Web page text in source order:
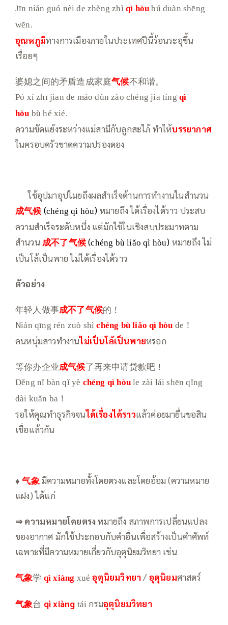
Jīn nián guó nèi de zhèng zhì qì hòu bú duàn shēng
wēn.
อุณหภูมิทางการเมืองภายในประเทศปีนี้ร้อนระอุขึ้น
เรื่อยๆ
婆媳之间的矛盾造成家庭气候不和谐。
Pó xí zhī jiān de máo dùn zào chéng jiā tíng qì
hòu bù hé xié.
ความขัดแย้งระหว่างแม่สามีกับลูกสะใภ้ ทำให้บรรยากาศ
ในครอบครัวขาดความปรองดอง
—–ใช้อุปมาอุปไมยถึงผลสำเร็จด้านการทำงานในสำนวน
成气候 (chéng qì hòu) หมายถึง ได้เรื่องได้ราว ประสบ
ความสำเร็จระดับหนึ่ง แต่มักใช้ในเชิงสบประมาทตาม
สำนวน 成不了气候(chéng bù liǎo qì hòu) หมายถึง ไม่
เป็นโล้เป็นพาย ไม่ได้เรื่องได้ราว
ตัวอย่าง
年轻人做事成不了气候的！
Nián qīng rén zuò shìchéng bù liǎo qì hòu de！
คนหนุ่มสาวทำงานไม่เป็นโล้เป็นพายหรอก
等你办企业成气候了再来申请贷款吧！
Děng nǐ bàn qǐ yè chéng qì hòu le zài lái shēn qǐng
dài kuǎn ba！
รอให้คุณทำธุรกิจจนได้เรื่องได้ราวแล้วค่อยมายื่นขอสิน
เชื่อแล้วกัน
♦ 气象มีความหมายทั้งโดยตรงและโดยอ้อม (ความหมาย
แฝง) ได้แก่
⇒ ความหมายโดยตรงหมายถึง สภาพการเปลี่ยนแปลง
ของอากาศ มักใช้ประกอบกับคำอื่นเพื่อสร้างเป็นคำศัพท์
เฉพาะที่มีความหมายเกี่ยวกับอุตุนิยมวิทยา เช่น
气象学 qì xiàng xué อุตุนิยมวิทยา/อุตุนิยมศาสตร์
气象台 qì xiàng tái กรมอุตุนิยมวิทยา